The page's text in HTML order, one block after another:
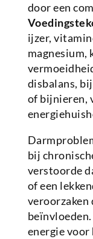
door een
ijzer,
magnesium,
disbalans,
of bijnieren,
bij
verstoorde
of een
veroorzaken
energie